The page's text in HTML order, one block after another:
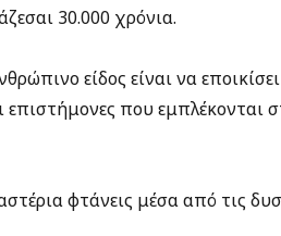
30.000 χρόνια.
είδος είναι να
επιστήμονες που εμπλέκονται
φτάνεις μέσα από τις